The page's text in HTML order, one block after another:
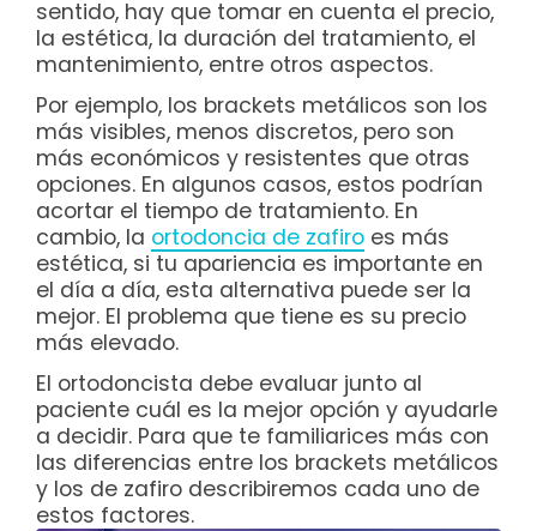
sentido, hay que tomar en cuenta el precio,
la estética, la duración del tratamiento, el
mantenimiento, entre otros aspectos.
Por ejemplo, los brackets metálicos son los
más visibles, menos discretos, pero son
más económicos y resistentes que otras
opciones. En algunos casos, estos podrían
acortar el tiempo de tratamiento. En
cambio, la ortodoncia de zafiro es más
estética, si tu apariencia es importante en
el día a día, esta alternativa puede ser la
mejor. El problema que tiene es su precio
más elevado.
El ortodoncista debe evaluar junto al
paciente cuál es la mejor opción y ayudarle
a decidir. Para que te familiarices más con
las diferencias entre los brackets metálicos
y los de zafiro describiremos cada uno de
estos factores.